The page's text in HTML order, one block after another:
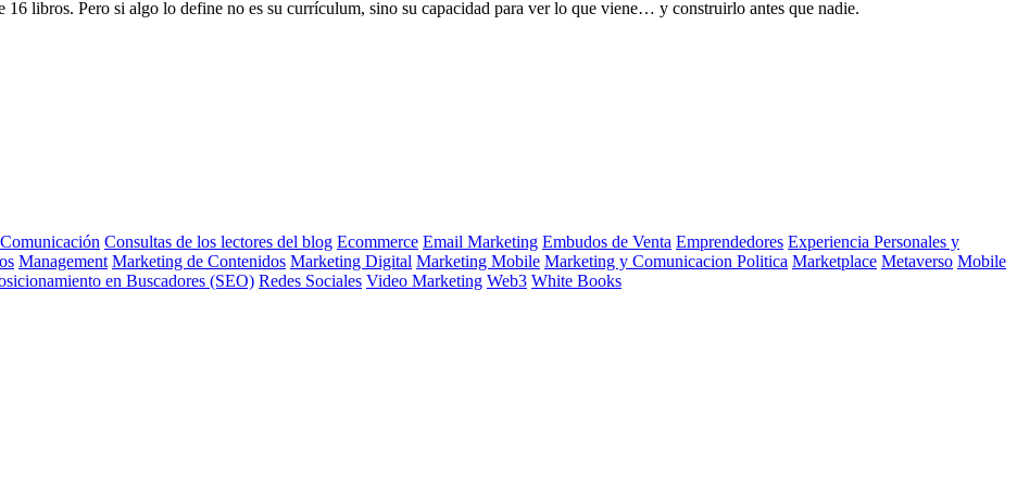
libros. Pero si algo lo define no es su currículum, sino su capacidad para ver lo que viene… y construirlo antes que nadie.
Comunicación Consultas de los lectores del blog Ecommerce Email Marketing Embudos de Venta Emprendedores Experiencia Personales y
Management Marketing de Contenidos Marketing Digital Marketing Mobile Marketing y Comunicacion Politica Marketplace Metaverso Mobile
en Buscadores (SEO) Redes Sociales Video Marketing Web3 White Books